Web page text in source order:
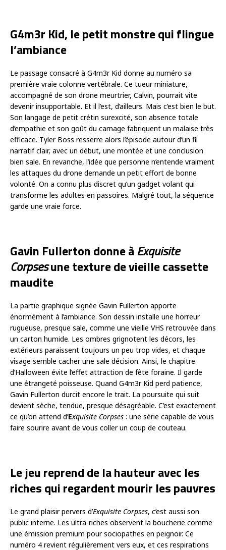
G4m3r Kid, le petit monstre qui flingue
l’ambiance
Le passage consacré à G4m3r Kid donne au numéro sa
première vraie colonne vertébrale. Ce tueur miniature,
accompagné de son drone meurtrier, Calvin, pourrait vite
devenir insupportable. Et il l’est, d’ailleurs. Mais c’est bien le but.
Son langage de petit crétin surexcité, son absence totale
d’empathie et son goût du carnage fabriquent un malaise très
efficace. Tyler Boss resserre alors l’épisode autour d’un fil
narratif clair, avec un début, une montée et une conclusion
bien sale. En revanche, l’idée que personne n’entende vraiment
les attaques du drone demande un petit effort de bonne
volonté. On a connu plus discret qu’un gadget volant qui
transforme les adultes en passoires. Malgré tout, la séquence
garde une vraie force.
Gavin Fullerton donne àExquisite
Corpsesune texture de vieille cassette
maudite
La partie graphique signée Gavin Fullerton apporte
énormément à l’ambiance. Son dessin installe une horreur
rugueuse, presque sale, comme une vieille VHS retrouvée dans
un carton humide. Les ombres grignotent les décors, les
extérieurs paraissent toujours un peu trop vides, et chaque
visage semble cacher une sale décision. Ainsi, le chapitre
d’Halloween évite l’effet attraction de fête foraine. Il garde
une étrangeté poisseuse. Quand G4m3r Kid perd patience,
Gavin Fullerton durcit encore le trait. La poursuite qui suit
devient sèche, tendue, presque désagréable. C’est exactement
ce qu’on attend d’Exquisite Corpses : une série capable de vous
faire sourire avant de vous coller un coup de couteau.
Le jeu reprend de la hauteur avec les
riches qui regardent mourir les pauvres
Le grand plaisir pervers d’Exquisite Corpses, c’est aussi son
public interne. Les ultra-riches observent la boucherie comme
une émission premium pour sociopathes en peignoir. Ce
numéro 4 revient régulièrement vers eux, et ces respirations